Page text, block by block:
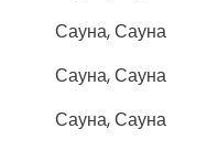
Сауна, Сауна
Сауна, Сауна
Сауна, Сауна